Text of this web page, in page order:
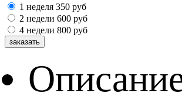
1 неделя 350 руб
2 недели 600 руб
4 недели 800 руб